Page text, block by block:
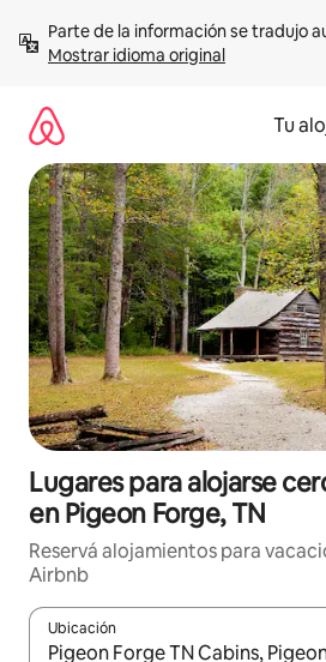
contenidoMostrar idioma original
Tu
Lugares para alojarse
en Pigeon Forge, TN
Reservá alojamientos para
Airbnb
Ubicación
Cuando los resultados estén